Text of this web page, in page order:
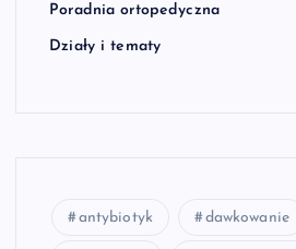
Poradnia ortopedyczna
Działy i tematy
antybiotyk dawkowanie